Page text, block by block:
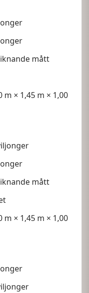
mått
× 1,45 m × 1,00
mått
× 1,45 m × 1,00